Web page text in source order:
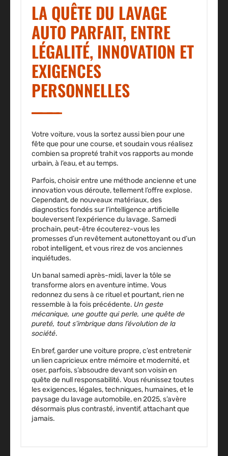
LA QUÊTE DU LAVAGE
AUTO PARFAIT, ENTRE
LÉGALITÉ, INNOVATION ET
EXIGENCES
PERSONNELLES
Votre voiture, vous la sortez aussi bien pour une
fête que pour une course, et soudain vous réalisez
combien sa propreté trahit vos rapports au monde
urbain, à l’eau, et au temps.
Parfois, choisir entre une méthode ancienne et une
innovation vous déroute, tellement l’offre explose.
Cependant, de nouveaux matériaux, des
diagnostics fondés sur l’intelligence artificielle
bouleversent l’expérience du lavage. Samedi
prochain, peut-être écouterez-vous les
promesses d’un revêtement autonettoyant ou d’un
robot intelligent, et vous rirez de vos anciennes
inquiétudes.
Un banal samedi après-midi, laver la tôle se
transforme alors en aventure intime. Vous
redonnez du sens à ce rituel et pourtant, rien ne
ressemble à la fois précédente. Un geste
mécanique, une goutte qui perle, une quête de
pureté, tout s’imbrique dans l’évolution de la
société.
En bref, garder une voiture propre, c’est entretenir
un lien capricieux entre mémoire et modernité, et
oser, parfois, s’absoudre devant son voisin en
quête de null responsabilité. Vous réunissez toutes
les exigences, légales, techniques, humaines, et le
paysage du lavage automobile, en 2025, s’avère
désormais plus contrasté, inventif, attachant que
jamais.